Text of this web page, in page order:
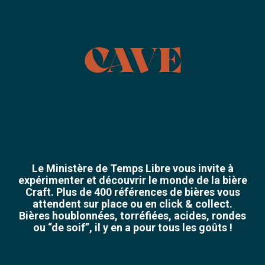
CAVE
Le Ministère de Temps Libre vous invite à
expérimenter et découvrir le monde de la bière
Craft. Plus de 400 références de bières vous
attendent sur place ou en click & collect.
Bières houblonnées, torréfiées, acides, rondes
ou “de soif”, il y en a pour tous les goûts !